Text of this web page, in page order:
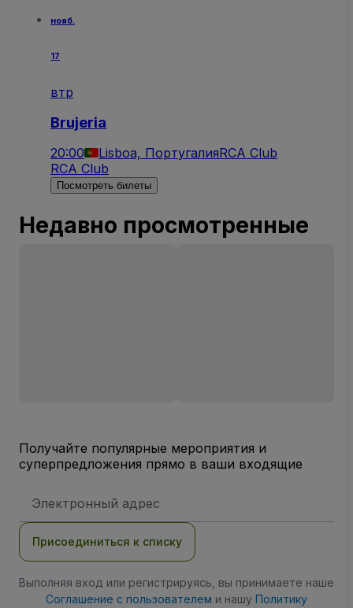
нояб.
17
втр
Brujeria
20:00 Lisboa, ПортугалияRCA Club
RCA Club
Посмотреть билеты
Недавно просмотренные
Получайте популярные мероприятия и
суперпредложения прямо в ваши входящие
электронной
Присоединиться к списку
Выполняя вход или регистрируясь, вы принимаете наше
Соглашение с пользователем и нашу Политику